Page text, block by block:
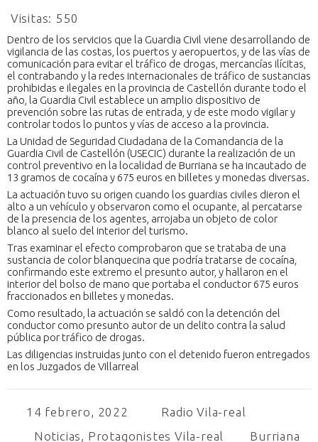
Visitas: 550
Dentro de los servicios que la Guardia Civil viene desarrollando de
vigilancia de las costas, los puertos y aeropuertos, y de las vías de
comunicación para evitar el tráfico de drogas, mercancías ilícitas,
el contrabando y la redes internacionales de tráfico de sustancias
prohibidas e ilegales en la provincia de Castellón durante todo el
año, la Guardia Civil establece un amplio dispositivo de
prevención sobre las rutas de entrada, y de este modo vigilar y
controlar todos lo puntos y vías de acceso a la provincia.
La Unidad de Seguridad Ciudadana de la Comandancia de la
Guardia Civil de Castellón (USECIC) durante la realización de un
control preventivo en la localidad de Burriana se ha incautado de
13 gramos de cocaína y 675 euros en billetes y monedas diversas.
La actuación tuvo su origen cuando los guardias civiles dieron el
alto a un vehículo y observaron como el ocupante, al percatarse
de la presencia de los agentes, arrojaba un objeto de color
blanco al suelo del interior del turismo.
Tras examinar el efecto comprobaron que se trataba de una
sustancia de color blanquecina que podría tratarse de cocaína,
confirmando este extremo el presunto autor, y hallaron en el
interior del bolso de mano que portaba el conductor 675 euros
fraccionados en billetes y monedas.
Como resultado, la actuación se saldó con la detención del
conductor como presunto autor de un delito contra la salud
pública por tráfico de drogas.
Las diligencias instruidas junto con el detenido fueron entregados
en los Juzgados de Villarreal
14 febrero, 2022
Radio Vila-real
Noticias, Protagonistes Vila-real Burriana